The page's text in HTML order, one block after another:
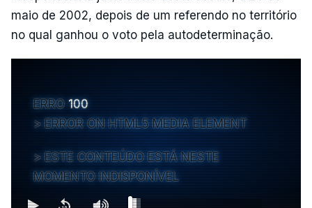
maio de 2002, depois de um referendo no território
no qual ganhou o voto pela autodeterminação.
ERRO 100
ERROR ON HTML5 MEDIA ELEMENT
ESTE CONTEÚDO ESTÁ NESTE
MOMENTO INDISPONÍVEL